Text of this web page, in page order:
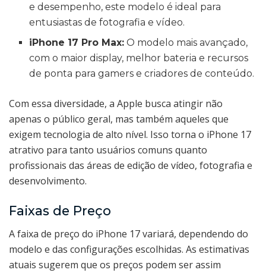
e desempenho, este modelo é ideal para
entusiastas de fotografia e vídeo.
iPhone 17 Pro Max: O modelo mais avançado,
com o maior display, melhor bateria e recursos
de ponta para gamers e criadores de conteúdo.
Com essa diversidade, a Apple busca atingir não
apenas o público geral, mas também aqueles que
exigem tecnologia de alto nível. Isso torna o iPhone 17
atrativo para tanto usuários comuns quanto
profissionais das áreas de edição de vídeo, fotografia e
desenvolvimento.
Faixas de Preço
A faixa de preço do iPhone 17 variará, dependendo do
modelo e das configurações escolhidas. As estimativas
atuais sugerem que os preços podem ser assim